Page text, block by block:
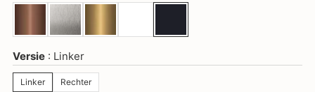
Versie Linker
Linker Rechter